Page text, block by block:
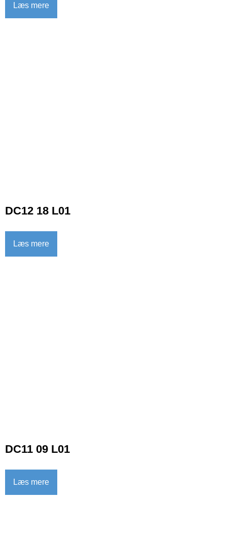
Læs mere
DC12 18 L01
Læs mere
DC11 09 L01
Læs mere